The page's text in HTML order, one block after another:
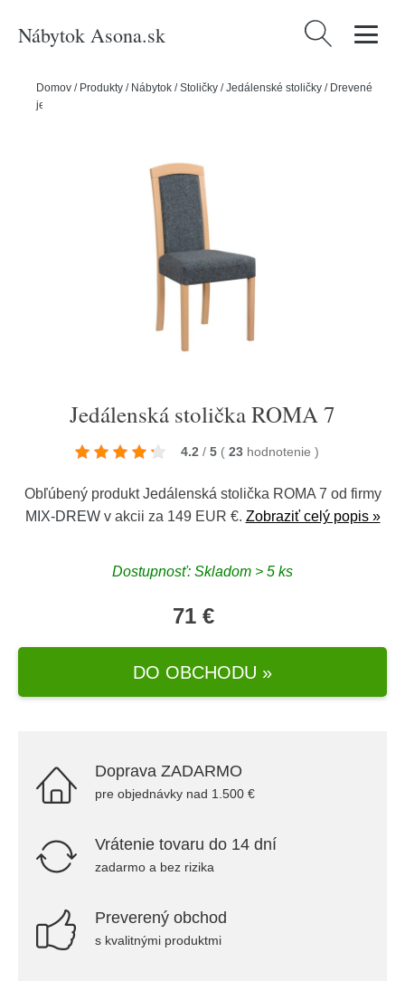
Nábytok Asona.sk Hľadať:
Domov / Produkty / Nábytok /Stoličky /Jedálenské stoličky / Drevené
jedálenské stoličky
Jedálenská stolička ROMA 7
4.2 / 5 ( 23 hodnotenie )
Obľúbený produkt Jedálenská stolička ROMA 7 od firmy
MIX-DREWv akcii za 149 EUR €. Zobraziť celý popis »
Dostupnosť: Skladom > 5 ks
71 €
DO OBCHODU »
Doprava ZADARMO
pre objednávky nad 1.500 €
Vrátenie tovaru do 14 dní
zadarmo a bez rizika
Preverený obchod
s kvalitnými produktmi